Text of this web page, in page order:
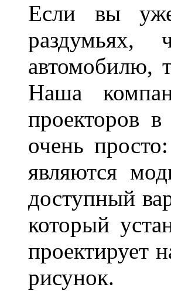
Если вы
автомобилю,
Наша
проекторов
очень
являются
доступный
который
проектирует
рисунок.